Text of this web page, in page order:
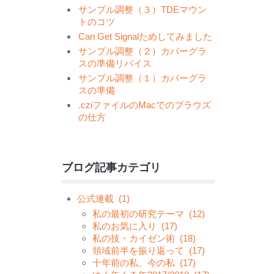
サンプル調整（３）TDEマウン
トのコツ
Can Get Signalためしてみました
サンプル調整（２）カバーグラ
スの準備リバイス
サンプル調整（１）カバーグラ
スの準備
.cziファイルのMacでのブラウズ
の仕方
ブログ記事カテゴリ
公式連載 (1)
私の最初の研究テーマ (12)
私のお気に入り
(17)
私の技・カイゼン術 (18)
領域前半を振り返って
(17)
十年前の私、今の私 (17)